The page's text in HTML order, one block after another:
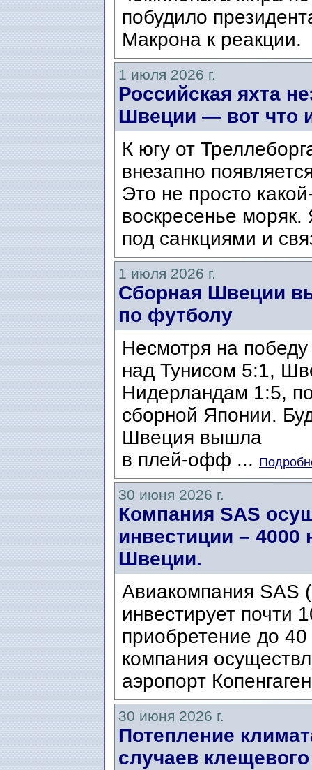
побудило
Макрона к реакции.
1 июля 2026 г.
Российская яхта
Швеции — вот что
К югу от
внезапно
Это не просто
воскресенье
под санкциями и
1 июля 2026 г.
Сборная Швеции
по футболу
Несмотря на победу
над Тунисом 5:1,
Нидерландам 1:5,
сборной Японии.
Швеция вышла
в плей-офф ...
30 июня 2026 г.
Компания SAS
инвестиции –
Швеции.
Авиакомпания SAS
инвестирует почти
приобретение до
компания
аэропорт
30 июня 2026 г.
Потепление
случаев